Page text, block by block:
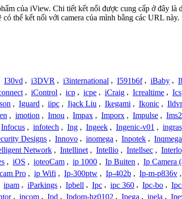
của iView. Chi tiết kết nối được cung cấp ở đây
thể kết nối với camera của mình bằng các URL này.
I30vd , i3DVR , i3international , I591b6f , iBaby ,
, iControl , icp , icpe , iCraig , Icrealtime , Ics
, Iguard , iipc , Ijack Liu , Ikegami , Ikonic , Ildvr
, imotion , Imou , Impax , Imporx , Impulse ,
Infocus , infotech , Ing , Ingeek , Ingenic-v01 ,
Designs , Innovo , inomega , Inpotek , Inqmega
Network , Intellinet , Intellio , Intellsec ,
, iOS , ioteoCam , ip 1000 , Ip Buiten , Ip Camera
Pro , ip Wifi , Ip-300ptw , Ip-402b , Ip-m-p836v ,
ipam , iParkings , Ipbell , Ipc , ipc 360 , Ipc-bo ,
, ipcom , Ipd , Ipdom-hz0102 , Ipega , ipela ,